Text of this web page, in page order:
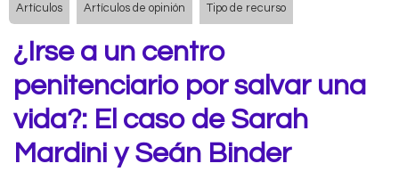
Artículos Artículos de opinión Tipo de recurso
¿Irse a un centro
penitenciario por salvar una
vida?: El caso de Sarah
Mardini y Seán Binder